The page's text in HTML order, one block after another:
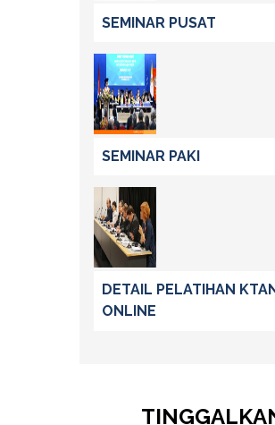
SEMINAR PUSAT
SEMINAR PAKI
DETAIL PELATIHAN KTAN
ONLINE